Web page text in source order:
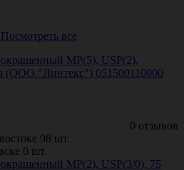
Посмотреть все
МР(5), USP(2),
(ООО "Линтекс") 051500110000
0 отзывов
98 шт.
0 шт.
МР(2), USP(3/0), 75